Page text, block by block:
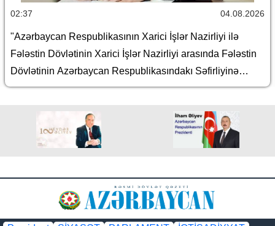
02:37 04.08.2026
"Azərbaycan Respublikasının Xarici İşlər Nazirliyi ilə
Fələstin Dövlətinin Xarici İşlər Nazirliyi arasında Fələstin
Dövlətinin Azərbaycan Respublikasındakı Səfirliyinə
maliyyə yardımının göstərilməsi barədə Protokol"un təsdiq